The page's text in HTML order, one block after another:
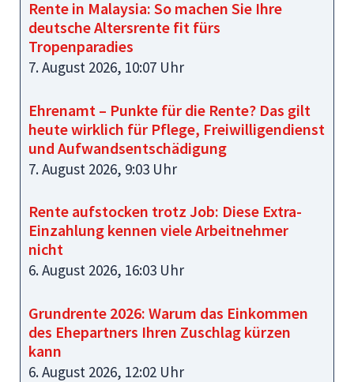
Rente in Malaysia: So machen Sie Ihre
deutsche Altersrente fit fürs
Tropenparadies
7. August 2026, 10:07 Uhr
Ehrenamt – Punkte für die Rente? Das gilt
heute wirklich für Pflege, Freiwilligendienst
und Aufwandsentschädigung
7. August 2026, 9:03 Uhr
Rente aufstocken trotz Job: Diese Extra-
Einzahlung kennen viele Arbeitnehmer
nicht
6. August 2026, 16:03 Uhr
Grundrente 2026: Warum das Einkommen
des Ehepartners Ihren Zuschlag kürzen
kann
6. August 2026, 12:02 Uhr